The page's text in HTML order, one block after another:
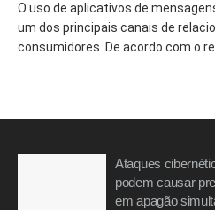
O uso de aplicativos de
um dos principais canais de
consumidores. De acordo com o
Ataques
podem causar
em apagão